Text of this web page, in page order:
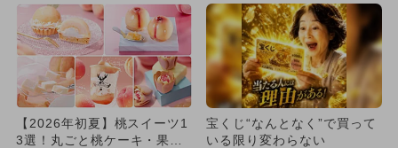
【2026年初夏】桃スイーツ1
3選！丸ごと桃ケーキ・果肉
宝くじ“なんとなく”で買って
いる限り変わらない